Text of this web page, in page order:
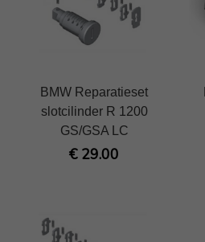
BMW Reparatieset
slotcilinder R 1200
GS/GSA LC
€ 29.00